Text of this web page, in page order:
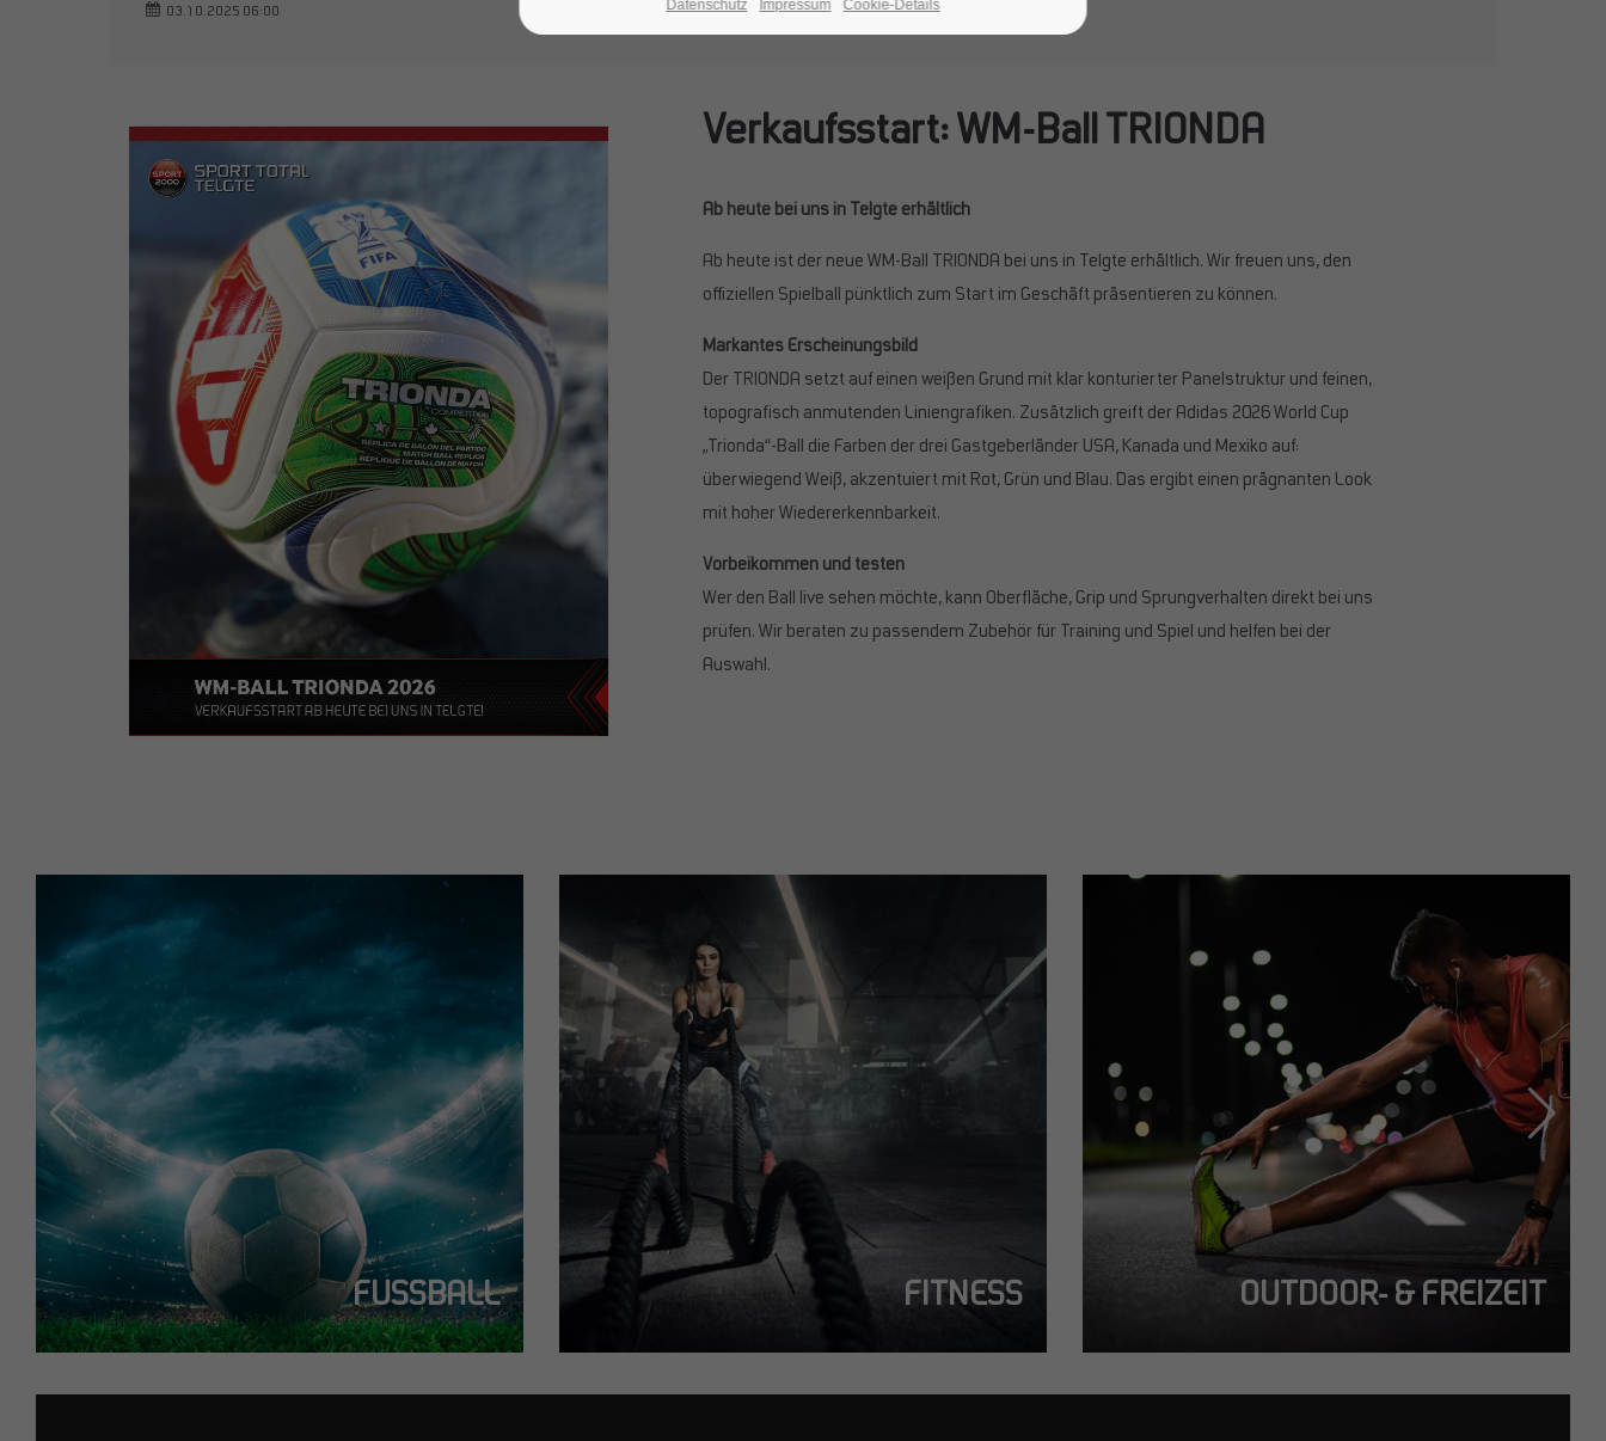
03.10.2025 06:00
Verkaufsstart: WM-Ball TRIONDA
Ab heute bei uns in Telgte erhältlich
Ab heute ist der neue WM-Ball TRIONDA bei uns in Telgte erhältlich. Wir freuen uns, den
offiziellen Spielball pünktlich zum Start im Geschäft präsentieren zu können.
Markantes Erscheinungsbild
Der TRIONDA setzt auf einen weißen Grund mit klar konturierter Panelstruktur und feinen,
topografisch anmutenden Liniengrafiken. Zusätzlich greift der Adidas 2026 World Cup
„Trionda“-Ball die Farben der drei Gastgeberländer USA, Kanada und Mexiko auf:
überwiegend Weiß, akzentuiert mit Rot, Grün und Blau. Das ergibt einen prägnanten Look
mit hoher Wiedererkennbarkeit.
Vorbeikommen und testen
Wer den Ball live sehen möchte, kann Oberfläche, Grip und Sprungverhalten direkt bei uns
prüfen. Wir beraten zu passendem Zubehör für Training und Spiel und helfen bei der
Auswahl.
FUSSBALL FITNESS OUTDOOR- & FREIZEIT
Datenschutz Impressum Cookie-Details